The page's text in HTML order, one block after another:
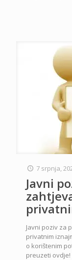
7 srpnja,
Javni
Javni poziv za
privatnim
o korištenim
preuzeti